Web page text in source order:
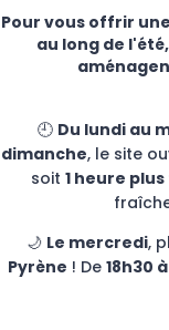
Pour vous offrir
au long de
🕘 Du lundi au
dimanche, le site
soit 1 heure
🌙 Le mercredi,
Pyrène ! De 18h30